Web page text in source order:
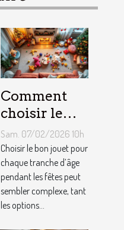
Comment
choisir le
jouet idéal
pour chaque
âge lors des
fêtes ?
Sam. 07/02/2026 10h
Choisir le bon jouet pour
chaque tranche d’âge
pendant les fêtes peut
sembler complexe, tant
les options...